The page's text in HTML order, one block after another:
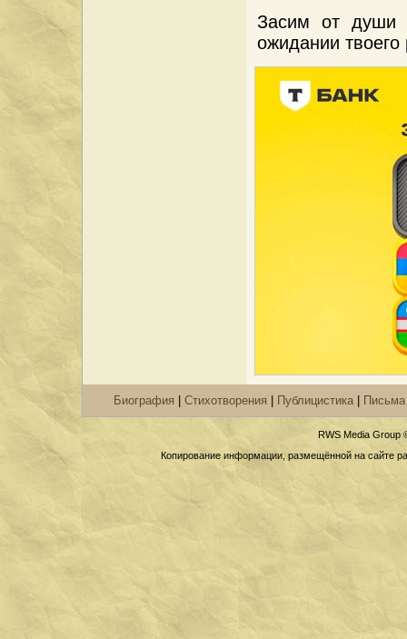
Засим от души
ожидании
Биография Стихотворения Публицистика| Письма
RWS Media
Копирование информации, размещённой на сайте